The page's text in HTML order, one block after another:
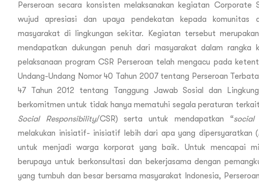
Perseroan secara konsisten melaksanakan kegiatan Corporate
wujud apresiasi dan upaya pendekatan kepada komunitas
masyarakat di lingkungan sekitar. Kegiatan tersebut
mendapatkan dukungan penuh dari masyarakat dalam rangka
pelaksanaan program CSR Perseroan telah mengacu pada
Undang-Undang Nomor 40 Tahun 2007 tentang Perseroan
47 Tahun 2012 tentang Tanggung Jawab Sosial dan
berkomitmen untuk tidak hanya mematuhi segala peraturan
Social Responsibility/CSR) serta untuk mendapatkan “social
melakukan inisiatif- inisiatif lebih dari apa yang dipersyaratkan (
untuk menjadi warga korporat yang baik. Untuk mencapai
berupaya untuk berkonsultasi dan bekerjasama dengan
yang tumbuh dan besar bersama masyarakat Indonesia,